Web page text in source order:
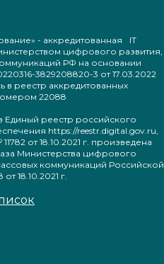
- аккредитованная IT
цифрового развития,
РФ на основании
3829208820-3 от 17.03.2022
в реестр аккредитованных
22088
реестр российского
https://reestr.digital.gov.ru,
от 18.10.2021 г. произведена
Министерства цифрового
коммуникаций Российской
18.10.2021 г.